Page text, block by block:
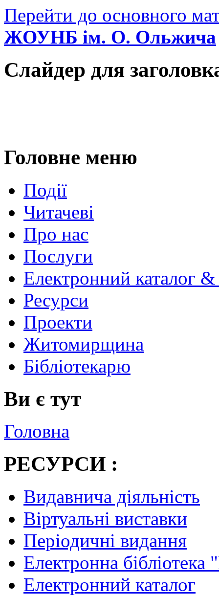
Перейти до основного
ЖОУНБ ім. О. Ольжича
Слайдер для
Головне меню
Події
Читачеві
Про нас
Послуги
Електронний каталог
Ресурси
Проекти
Житомирщина
Бібліотекарю
Ви є тут
Головна
РЕСУРСИ :
Видавнича діяльність
Віртуальні виставки
Періодичні видання
Електронна
Електронний каталог